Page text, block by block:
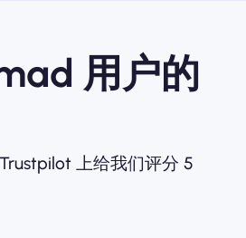
用户的
上给我们评分 5